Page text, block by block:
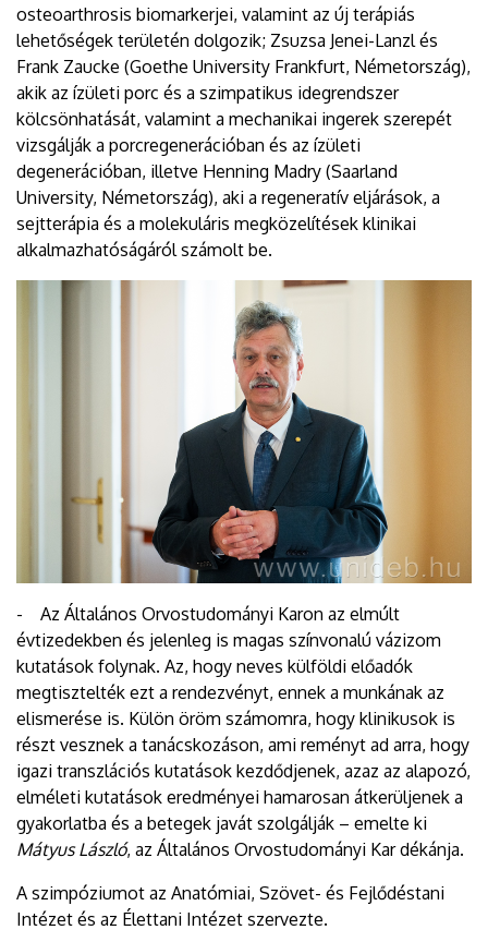
osteoarthrosis biomarkerjei, valamint az új terápiás
lehetőségek területén dolgozik; Zsuzsa Jenei-Lanzl és
Frank Zaucke (Goethe University Frankfurt, Németország),
akik az ízületi porc és a szimpatikus idegrendszer
kölcsönhatását, valamint a mechanikai ingerek szerepét
vizsgálják a porcregenerációban és az ízületi
degenerációban, illetve Henning Madry (Saarland
University, Németország), aki a regeneratív eljárások, a
sejtterápia és a molekuláris megközelítések klinikai
alkalmazhatóságáról számolt be.
- Az Általános Orvostudományi Karon az elmúlt
évtizedekben és jelenleg is magas színvonalú vázizom
kutatások folynak. Az, hogy neves külföldi előadók
megtisztelték ezt a rendezvényt, ennek a munkának az
elismerése is. Külön öröm számomra, hogy klinikusok is
részt vesznek a tanácskozáson, ami reményt ad arra, hogy
igazi transzlációs kutatások kezdődjenek, azaz az alapozó,
elméleti kutatások eredményei hamarosan átkerüljenek a
gyakorlatba és a betegek javát szolgálják – emelte ki
Mátyus László, az Általános Orvostudományi Kar dékánja.
A szimpóziumot az Anatómiai, Szövet- és Fejlődéstani
Intézet és az Élettani Intézet szervezte.